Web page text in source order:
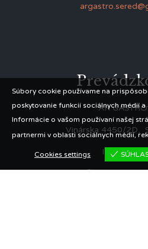
AR
Vinárska 4450/2D,
IČO:
Súbory cookie používame na
poskytovanie funkcií sociálnych médií a
Informácie o vašom používaní našej
partnermi v oblasti sociálnych médií,
Cookies settings